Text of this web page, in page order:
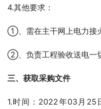
4.其他要求：
①、需在主干网上电力接
②、负责工程验收送电一
三、获取采购文件
1.时间：2022年03月25